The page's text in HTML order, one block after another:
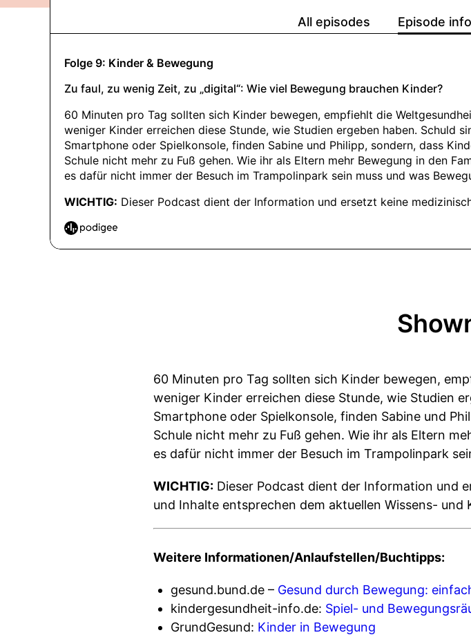
60 Minuten pro Tag sollten sich Kinder bewegen,
weniger Kinder erreichen diese Stunde, wie Studien
Smartphone oder Spielkonsole, finden Sabine und
Schule nicht mehr zu Fuß gehen. Wie ihr als Eltern
es dafür nicht immer der Besuch im Trampolinpark
WICHTIG: Dieser Podcast dient der Information und
und Inhalte entsprechen dem aktuellen Wissens-
Weitere Informationen/Anlaufstellen/Buchtipps:
gesund.bund.de – Gesund durch Bewegung:
kindergesundheit-info.de: Spiel- und
GrundGesund: Kinder in Bewegung